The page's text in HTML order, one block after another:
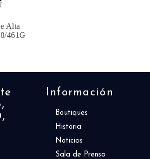
Alta
461G
Información
Boutiques
Historia
Noticias
Sala de Prensa